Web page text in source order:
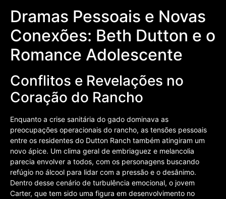
Dramas Pessoais e Novas
Conexões: Beth Dutton e o
Romance Adolescente
Conflitos e Revelações no
Coração do Rancho
Enquanto a crise sanitária do gado dominava as
preocupações operacionais do rancho, as tensões pessoais
entre os residentes do Dutton Ranch também atingiram um
novo ápice. Um clima geral de embriaguez e melancolia
parecia envolver a todos, com os personagens buscando
refúgio no álcool para lidar com a pressão e o desânimo.
Dentro desse cenário de turbulência emocional, o jovem
Carter, que tem sido uma figura em desenvolvimento no